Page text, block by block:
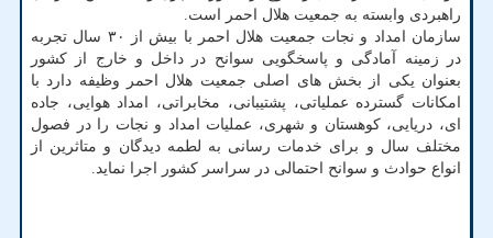
راهبردی وابسته به جمعیت هلال احمر است.
سازمان امداد و نجات جمعیت هلال احمر با بیش از ۳۰ سال تجربه
در زمینه آمادگی و پاسخگویی سوانح در داخل و خارج از کشور
بعنوان یکی از بخش های اصلی جمعیت هلال احمر وظیفه دارد با
امکانات گسترده عملیاتی، پشتیبانی، مخابراتی، امداد هوایی، جاده
ای، دریایی، کوهستان و شهری، عملیات امداد و نجات را در فصول
مختلف سال و برای خدمات رسانی به لطمه دیدگان و متاثرین از
انواع حوادث و سوانح احتمالی در سراسر کشور اجرا نماید.